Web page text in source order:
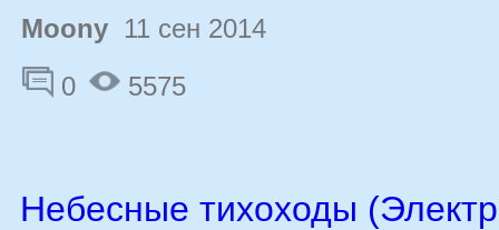
Moony 11 сен 2014
0
5575
Небесные тихоходы